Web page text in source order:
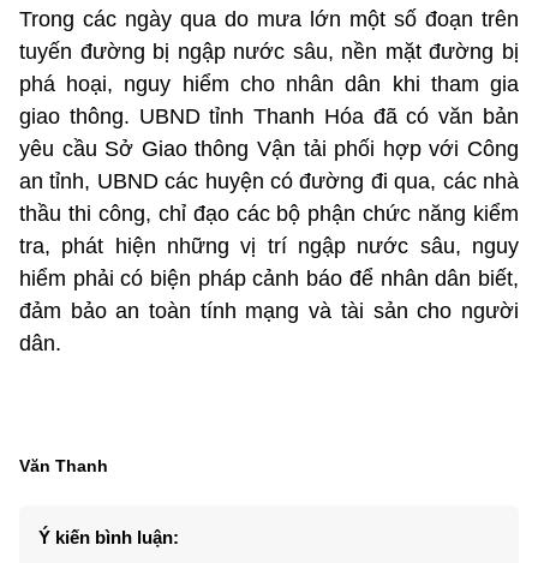
Trong các ngày qua do mưa lớn một số đoạn trên
tuyến đường bị ngập nước sâu, nền mặt đường bị
phá hoại, nguy hiểm cho nhân dân khi tham gia
giao thông. UBND tỉnh Thanh Hóa đã có văn bản
yêu cầu Sở Giao thông Vận tải phối hợp với Công
an tỉnh, UBND các huyện có đường đi qua, các nhà
thầu thi công, chỉ đạo các bộ phận chức năng kiểm
tra, phát hiện những vị trí ngập nước sâu, nguy
hiểm phải có biện pháp cảnh báo để nhân dân biết,
đảm bảo an toàn tính mạng và tài sản cho người
dân.
Văn Thanh
Ý kiến bình luận: